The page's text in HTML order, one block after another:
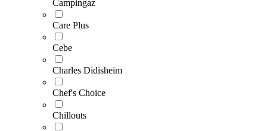
Campingaz
Care Plus
Cebe
Charles Didisheim
Chef's Choice
Chillouts